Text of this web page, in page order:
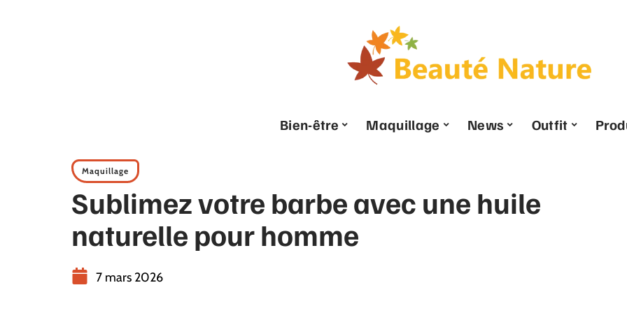
Bien-être Maquillage News Outfit
Maquillage
Sublimez votre barbe avec une huile
naturelle pour homme
7 mars 2026